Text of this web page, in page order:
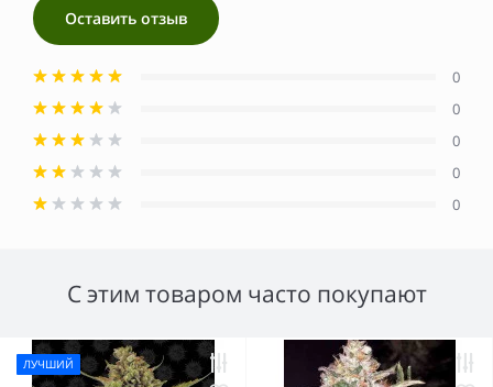
Оставить отзыв
0
0
0
0
0
С этим товаром часто покупают
ЛУЧШИЙ